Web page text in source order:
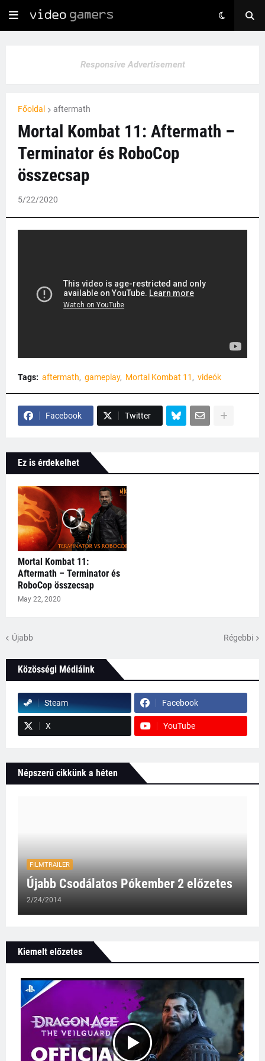
Responsive Advertisement
Főoldal aftermath
Mortal Kombat 11: Aftermath –
Terminator és RoboCop
összecsap
5/22/2020
Tags: aftermath gameplay Mortal Kombat 11 videók
Facebook Twitter
Ez is érdekelhet
Mortal Kombat 11:
Aftermath – Terminator és
RoboCop összecsap
May 22, 2020
Újabb Régebbi
Közösségi Médiáink
Steam Facebook
X YouTube
Népszerű cikkünk a héten
FILMTRAILER
Újabb Csodálatos Pókember 2 előzetes
2/24/2014
Kiemelt előzetes